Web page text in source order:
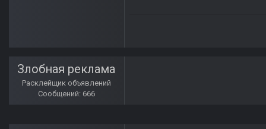
Злобная реклама
Расклейщик объявлений
Сообщений: 666